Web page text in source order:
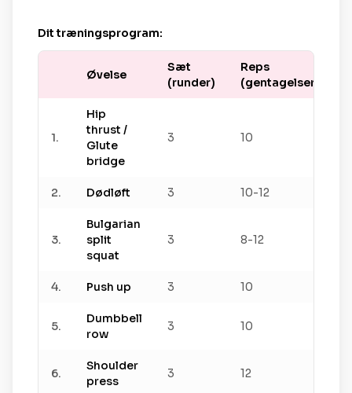
Dit træningsprogram:
Øvelse
Sæt
(runder)
Reps
(gentagelser)
1.
Hip
thrust /
Glute
bridge
3 10
2. Dødløft 3 10-12
3.
Bulgarian
split
squat
3 8-12
4. Push up 3 10
5.
Dumbbell
row
3 10
6.
Shoulder
press
3 12